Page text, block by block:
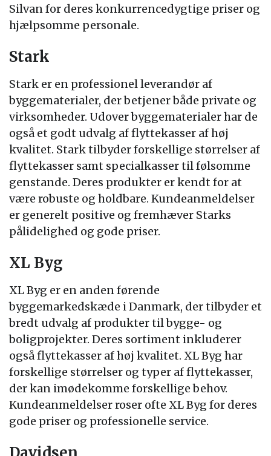
Silvan for deres konkurrencedygtige priser og
hjælpsomme personale.
Stark
Stark er en professionel leverandør af
byggematerialer, der betjener både private og
virksomheder. Udover byggematerialer har de
også et godt udvalg af flyttekasser af høj
kvalitet. Stark tilbyder forskellige størrelser af
flyttekasser samt specialkasser til følsomme
genstande. Deres produkter er kendt for at
være robuste og holdbare. Kundeanmeldelser
er generelt positive og fremhæver Starks
pålidelighed og gode priser.
XL Byg
XL Byg er en anden førende
byggemarkedskæde i Danmark, der tilbyder et
bredt udvalg af produkter til bygge- og
boligprojekter. Deres sortiment inkluderer
også flyttekasser af høj kvalitet. XL Byg har
forskellige størrelser og typer af flyttekasser,
der kan imødekomme forskellige behov.
Kundeanmeldelser roser ofte XL Byg for deres
gode priser og professionelle service.